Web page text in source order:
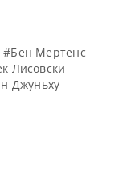
#Бен Мертенс
Лисовски
Джуньху